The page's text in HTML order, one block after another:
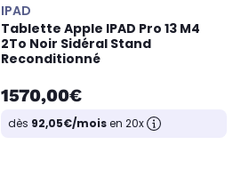
IPAD
Tablette Apple IPAD Pro 13 M4
2To Noir Sidéral Stand
Reconditionné
1570,00€
dès 92,05€/moisen 20x